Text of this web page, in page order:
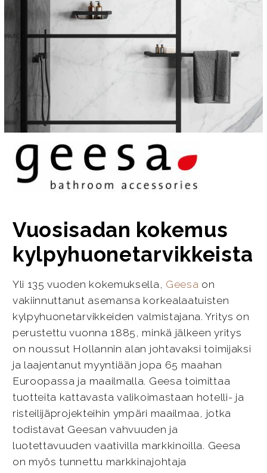
Vuosisadan kokemus
kylpyhuonetarvikkeista
Yli 135 vuoden kokemuksella, Geesa on
vakiinnuttanut asemansa korkealaatuisten
kylpyhuonetarvikkeiden valmistajana. Yritys on
perustettu vuonna 1885, minkä jälkeen yritys
on noussut Hollannin alan johtavaksi toimijaksi
ja laajentanut myyntiään jopa 65 maahan
Euroopassa ja maailmalla. Geesa toimittaa
tuotteita kattavasta valikoimastaan hotelli- ja
risteilijäprojekteihin ympäri maailmaa, jotka
todistavat Geesan vahvuuden ja
luotettavuuden vaativilla markkinoilla. Geesa
on myös tunnettu markkinajohtaja